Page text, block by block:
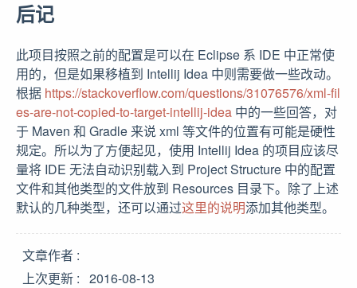
后记
此项目按照之前的配置是可以在 Eclipse 系 IDE 中正常使
用的，但是如果移植到 Intellij Idea 中则需要做一些改动。
根据 https://stackoverflow.com/questions/31076576/xml-fil
es-are-not-copied-to-target-intellij-idea 中的一些回答，对
于 Maven 和 Gradle 来说 xml 等文件的位置有可能是硬性
规定。所以为了方便起见，使用 Intellij Idea 的项目应该尽
量将 IDE 无法自动识别载入到 Project Structure 中的配置
文件和其他类型的文件放到 Resources 目录下。除了上述
默认的几种类型，还可以通过这里的说明添加其他类型。
文章作者
上次更新
2016-08-13